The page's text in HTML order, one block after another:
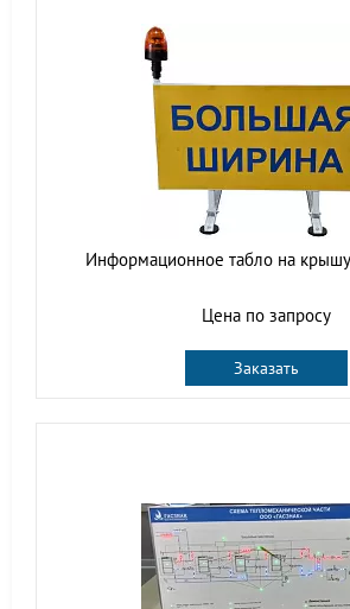
Информационное табло на
Цена по запросу
Заказать